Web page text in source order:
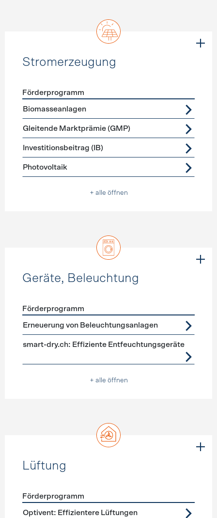
Stromerzeugung
Förderprogramme
Förderprogramm
Biomasseanlagen
Gleitende Marktprämie (GMP)
Investitionsbeitrag (IB)
Photovoltaik
+ alle öffnen
Geräte, Beleuchtung
Förderprogramme Geräte, Beleuchtung
Förderprogramm
Erneuerung von Beleuchtungsanlagen
smart-dry.ch: Effiziente Entfeuchtungsgeräte
+ alle öffnen
Lüftung
Förderprogramme Lüftung
Förderprogramm
Optivent: Effizientere Lüftungen